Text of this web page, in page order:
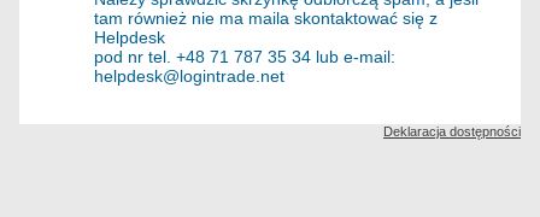
tam również nie ma maila skontaktować się z
Helpdesk
pod nr tel. +48 71 787 35 34 lub e-mail:
helpdesk@logintrade.net
Deklaracja dostępności